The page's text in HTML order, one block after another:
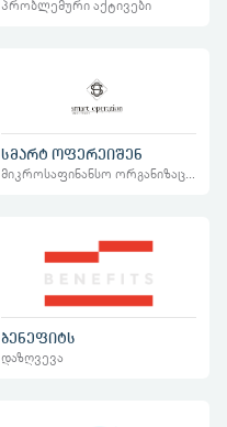
პრობლემური აქტივები
სმარტ ოფერეიშენ
ბენეფიტს
დაზღვევა